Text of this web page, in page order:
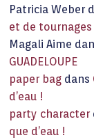
Patricia Weber
et de tournages
Magali Aime
GUADELOUPE
paper bag dans
d’eau !
party character
que d’eau !